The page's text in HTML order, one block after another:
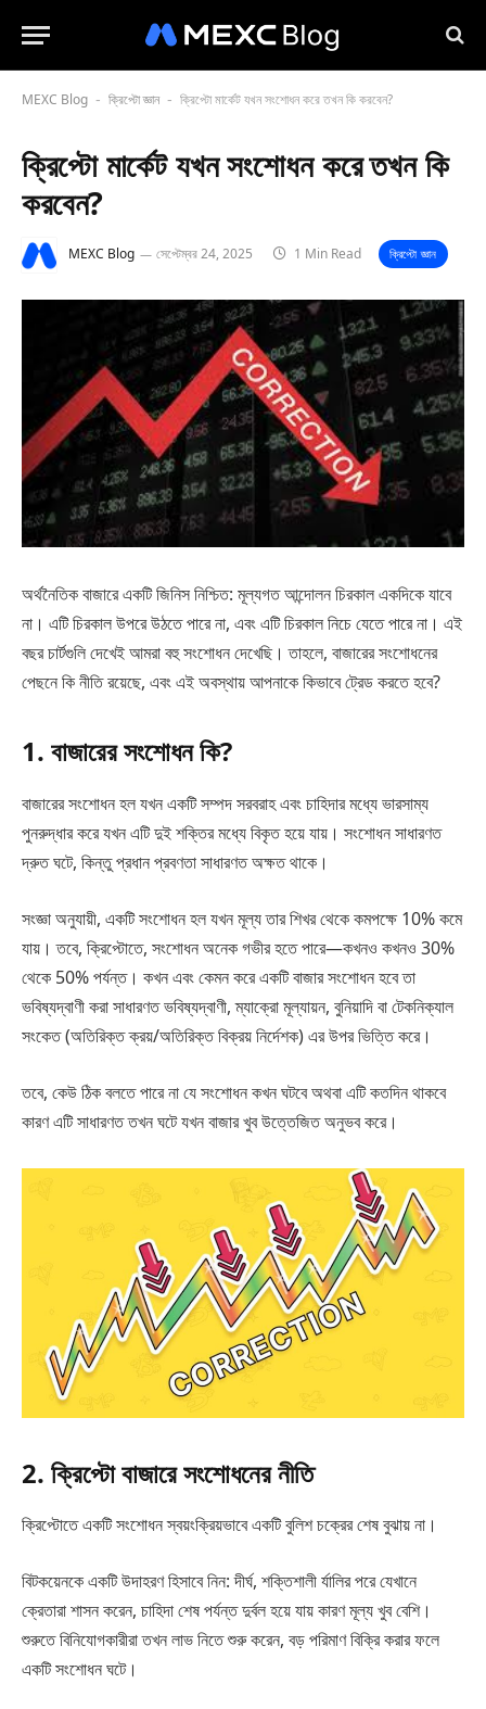
MEXC Blog - ক্রিপ্টো জ্ঞান - ক্রিপ্টো মার্কেট যখন সংশোধন করে তখন কি করবেন?
ক্রিপ্টো মার্কেট যখন সংশোধন করে তখন কি
করবেন?
MEXC Blog সেপ্টেম্বর 24, 2025 1 Min Read ক্রিপ্টো জ্ঞান
অর্থনৈতিক বাজারে একটি জিনিস নিশ্চিত: মূল্যগত আন্দোলন চিরকাল একদিকে যাবে
না। এটি চিরকাল উপরে উঠতে পারে না, এবং এটি চিরকাল নিচে যেতে পারে না। এই
বছর চার্টগুলি দেখেই আমরা বহু সংশোধন দেখেছি। তাহলে, বাজারের সংশোধনের
পেছনে কি নীতি রয়েছে, এবং এই অবস্থায় আপনাকে কিভাবে ট্রেড করতে হবে?
1. বাজারের সংশোধন কি?
বাজারের সংশোধন হল যখন একটি সম্পদ সরবরাহ এবং চাহিদার মধ্যে ভারসাম্য
পুনরুদ্ধার করে যখন এটি দুই শক্তির মধ্যে বিকৃত হয়ে যায়। সংশোধন সাধারণত
দ্রুত ঘটে, কিন্তু প্রধান প্রবণতা সাধারণত অক্ষত থাকে।
সংজ্ঞা অনুযায়ী, একটি সংশোধন হল যখন মূল্য তার শিখর থেকে কমপক্ষে 10% কমে
যায়। তবে, ক্রিপ্টোতে, সংশোধন অনেক গভীর হতে পারে—কখনও কখনও 30%
থেকে 50% পর্যন্ত। কখন এবং কেমন করে একটি বাজার সংশোধন হবে তা
ভবিষ্যদ্বাণী করা সাধারণত ভবিষ্যদ্বাণী, ম্যাক্রো মূল্যায়ন, বুনিয়াদি বা টেকনিক্যাল
সংকেত (অতিরিক্ত ক্রয়/অতিরিক্ত বিক্রয় নির্দেশক) এর উপর ভিত্তি করে।
তবে, কেউ ঠিক বলতে পারে না যে সংশোধন কখন ঘটবে অথবা এটি কতদিন থাকবে
কারণ এটি সাধারণত তখন ঘটে যখন বাজার খুব উত্তেজিত অনুভব করে।
2. ক্রিপ্টো বাজারে সংশোধনের নীতি
ক্রিপ্টোতে একটি সংশোধন স্বয়ংক্রিয়ভাবে একটি বুলিশ চক্রের শেষ বুঝায় না।
বিটকয়েনকে একটি উদাহরণ হিসাবে নিন: দীর্ঘ, শক্তিশালী র্যালির পরে যেখানে
ক্রেতারা শাসন করেন, চাহিদা শেষ পর্যন্ত দুর্বল হয়ে যায় কারণ মূল্য খুব বেশি।
শুরুতে বিনিযোগকারীরা তখন লাভ নিতে শুরু করেন, বড় পরিমাণ বিক্রি করার ফলে
একটি সংশোধন ঘটে।